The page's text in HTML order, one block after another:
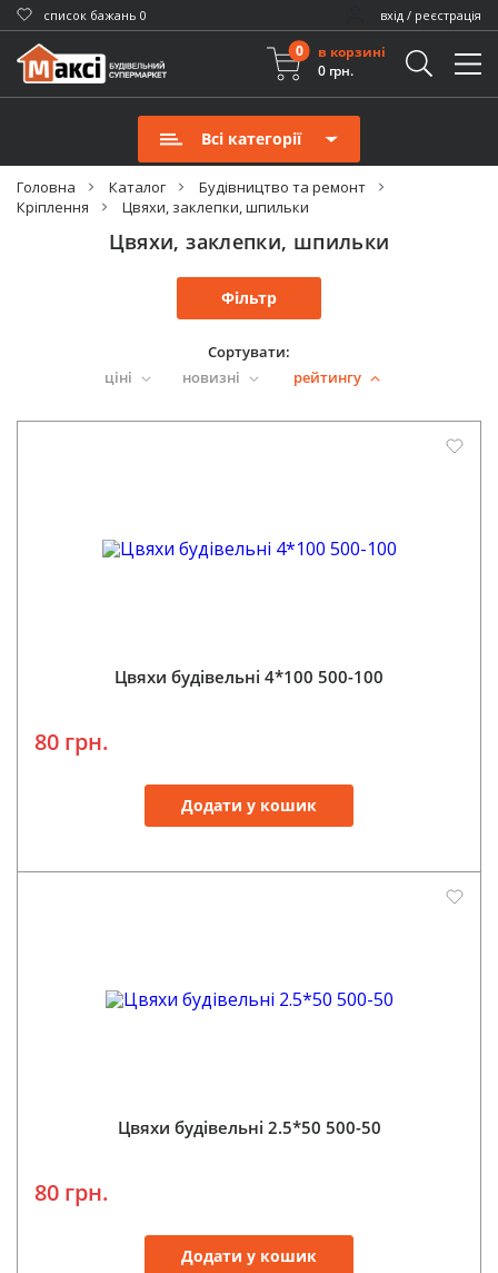
cписок бажань 0 вхід / реєстрація
0
в корзині
0 грн.
Всі категорії
Головна Каталог
Будівництво та ремонт
Кріплення
Цвяхи, заклепки, шпильки
Цвяхи, заклепки, шпильки
Фільтр
Сортувати:
ціні
новизні рейтингу
Цвяхи будівельні 4*100 500-100
80 грн.
Додати у кошик
Цвяхи будівельні 2.5*50 500-50
80 грн.
Додати у кошик